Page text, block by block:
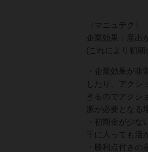
〈マニュテク
企業効果：産出
(これにより初
・企業効果が
したり、アク
きるのでアクシ
源が必要となる
・初期金が少
手に入っても活
・勝利点付き